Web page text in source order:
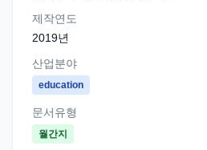
제작연도
2019년
산업분야
education
문서유형
월간지